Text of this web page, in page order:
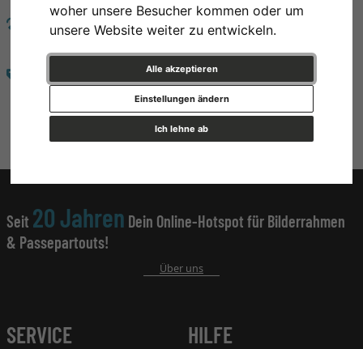
woher unsere Besucher kommen oder um
unsere Website weiter zu entwickeln.
Alle akzeptieren
Ich lehne ab
Einstellungen ändern
100 Tage Rückgaberecht
Über 500.000 Artikel zur Auswahl
Seit 20 Jahren Dein Online-Hotspot für Bilderrahmen
& Passepartouts!
Über uns
SERVICE HILFE